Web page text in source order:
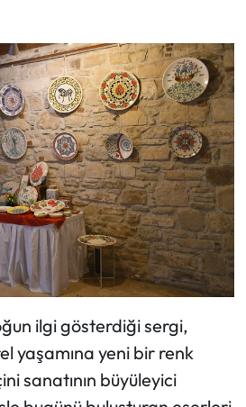
ilgi gösterdiği sergi,
yaşamına yeni bir renk
sanatının büyüleyici